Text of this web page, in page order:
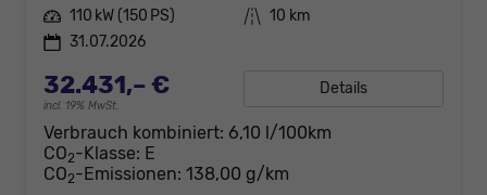
Leistung 110 kW (150 PS) Kilometerstand 10 km
31.07.2026
32.431,– €
incl. 19% MwSt.
Details
Verbrauch kombiniert: 6,10 l/100km
CO2-Klasse: E
CO2-Emissionen: 138,00 g/km